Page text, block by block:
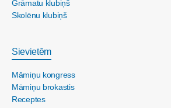
Grāmatu klubiņš
Skolēnu klubiņš
Sievietēm
Māmiņu kongress
Māmiņu brokastis
Receptes